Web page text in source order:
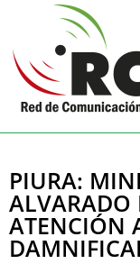
PIURA:
ALVARADO
ATENCIÓN